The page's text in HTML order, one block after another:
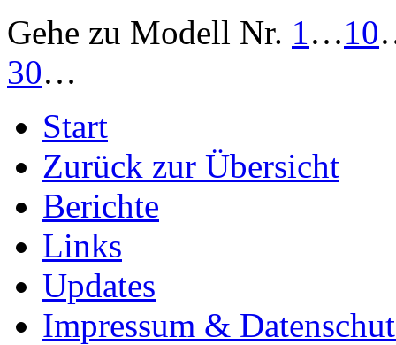
Gehe zu Modell Nr. 1…10
30…
Start
Zurück zur Übersicht
Berichte
Links
Updates
Impressum &